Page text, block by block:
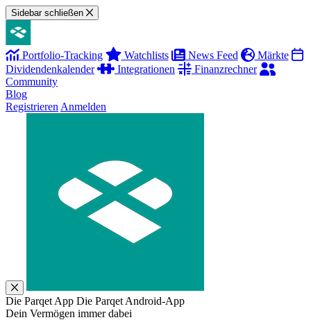
Sidebar schließen
Portfolio-Tracking Watchlists News Feed
Märkte
Dividendenkalender
Integrationen
Finanzrechner
Community
Blog
Registrieren Anmelden
Die Parqet App Die Parqet Android-App
Dein Vermögen immer dabei